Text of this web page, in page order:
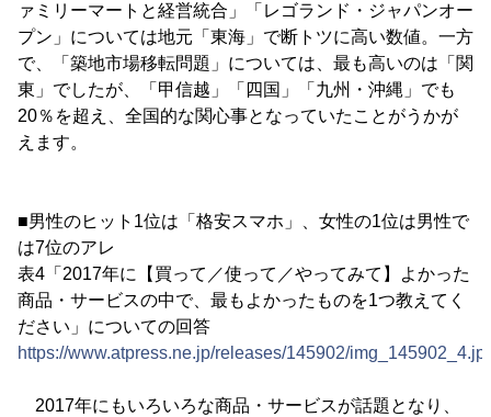
ァミリーマートと経営統合」「レゴランド・ジャパンオー
プン」については地元「東海」で断トツに高い数値。一方
で、「築地市場移転問題」については、最も高いのは「関
東」でしたが、「甲信越」「四国」「九州・沖縄」でも
20％を超え、全国的な関心事となっていたことがうかが
えます。
■男性のヒット1位は「格安スマホ」、女性の1位は男性で
は7位のアレ
表4「2017年に【買って／使って／やってみて】よかった
商品・サービスの中で、最もよかったものを1つ教えてく
ださい」についての回答
https://www.atpress.ne.jp/releases/145902/
2017年にもいろいろな商品・サービスが話題となり、